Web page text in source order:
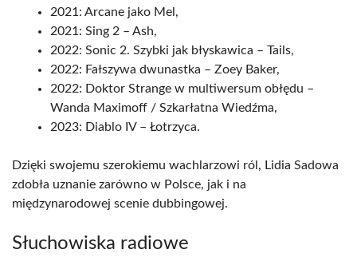
2021: Arcane jako Mel,
2021: Sing 2 – Ash,
2022: Sonic 2. Szybki jak błyskawica – Tails,
2022: Fałszywa dwunastka – Zoey Baker,
2022: Doktor Strange w multiwersum obłędu –
Wanda Maximoff / Szkarłatna Wiedźma,
2023: Diablo IV – Łotrzyca.
Dzięki swojemu szerokiemu wachlarzowi ról, Lidia Sadowa
zdobła uznanie zarówno w Polsce, jak i na
międzynarodowej scenie dubbingowej.
Słuchowiska radiowe